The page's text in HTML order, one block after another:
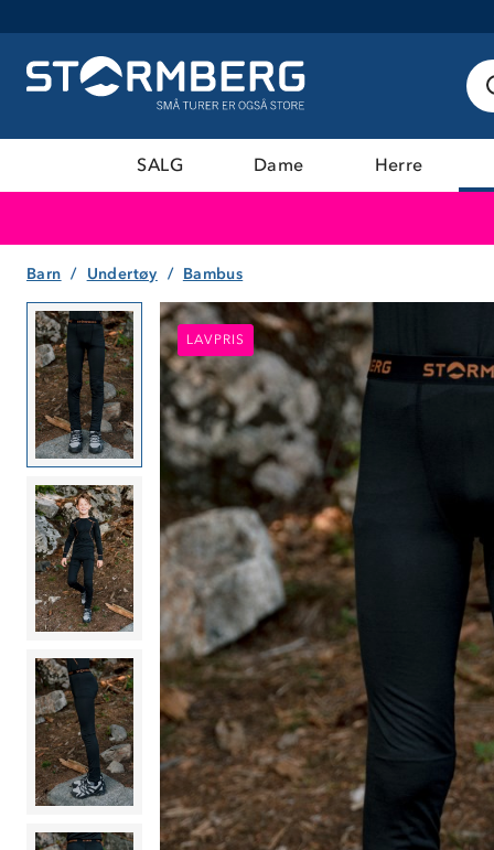
SALG Dame Herre
Barn Undertøy Bambus
LAVPRIS
LAVPRIS